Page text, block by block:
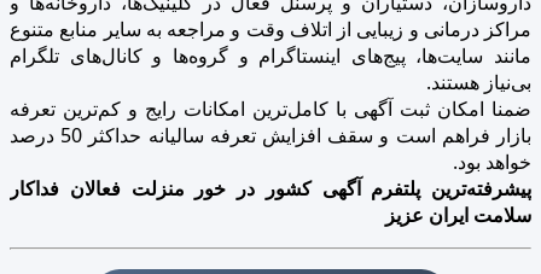
مراکز درمانی و زیبایی از اتلاف وقت و مراجعه به سایر منابع متنوع
مانند سایت‌ها، پیج‌های اینستاگرام و گروه‌ها و کانال‌های تلگرام
بی‌نیاز هستند.
ضمنا امکان ثبت آگهی با کامل‌ترین امکانات رایج و کم‌ترین تعرفه
بازار فراهم است و سقف افزایش تعرفه سالیانه حداکثر 50 درصد
خواهد بود.
پیشرفته‌ترین پلتفرم آگهی کشور در خور منزلت فعالان فداکار
سلامت ایران عزیز